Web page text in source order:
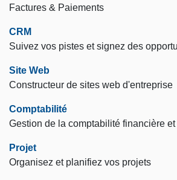
Factures & Paiements
CRM
Suivez vos pistes et signez des opportunités
Site Web
Constructeur de sites web d'entreprise
Comptabilité
Gestion de la comptabilité financière et
Projet
Organisez et planifiez vos projets